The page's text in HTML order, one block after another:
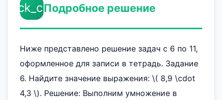
Подробное решение
Ниже представлено решение задач с 6 по 11,
оформленное для записи в тетрадь. Задание
6. Найдите значение выражения: \( 8,9 \cdot
4,3 \). Решение: Выполним умножение в